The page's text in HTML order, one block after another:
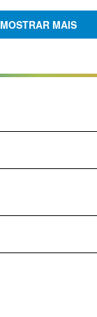
MOSTRAR MAIS